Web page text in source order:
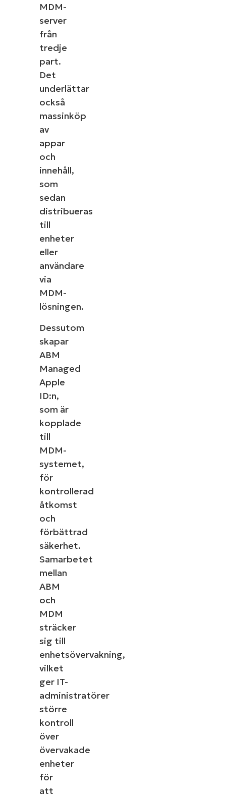
MDM-
server
från
tredje
part.
Det
underlättar
också
massinköp
av
appar
och
innehåll,
som
sedan
distribueras
till
enheter
eller
användare
via
MDM-
lösningen.
Dessutom
skapar
ABM
Managed
Apple
ID:n,
som är
kopplade
till
MDM-
systemet,
för
kontrollerad
åtkomst
och
förbättrad
säkerhet.
Samarbetet
mellan
ABM
och
MDM
sträcker
sig till
enhetsövervakning,
vilket
ger IT-
administratörer
större
kontroll
över
övervakade
enheter
för
att